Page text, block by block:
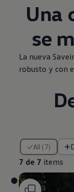
Una
se
La nueva
robusto y con
All (7)
7 de 7 items
7 de 7 items